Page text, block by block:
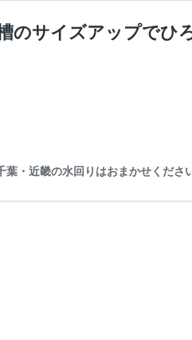
のサイズアップでひ
葉・近畿の水回りはおまかせくだ